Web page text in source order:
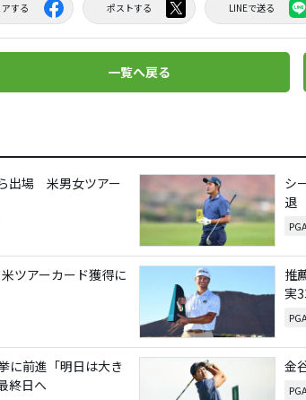
する ポストする LINEで送る
一覧へ戻る
出場 米男女ツアー
シ
退
ツアーカード獲得に
推
実
に前進「明日は大き
終日へ
金